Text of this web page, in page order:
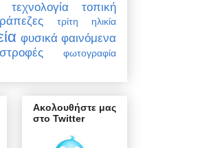
τεχνολογία
τοπική
τρίτη ηλικία
φυσικά φαινόμενα
φωτογραφία
Ακολουθήστε μας
στο Twitter